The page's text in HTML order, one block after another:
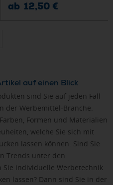
ab 12,50 €
auf einen Blick
sind Sie auf jeden Fall
der Werbemittel-Branche.
Formen und Materialien
welche Sie sich mit
lassen können. Sind Sie
Trends unter den
Sie individuelle Werbetechnik
lassen? Dann sind Sie in der